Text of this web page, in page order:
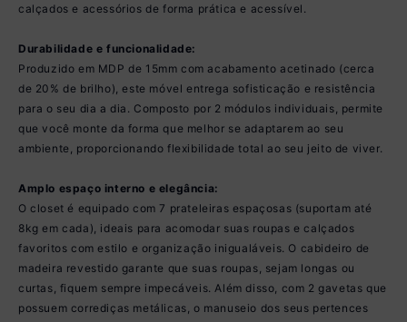
calçados e acessórios de forma prática e acessível.
Durabilidade e funcionalidade:
Produzido em MDP de 15mm com acabamento acetinado (cerca
de 20% de brilho), este móvel entrega sofisticação e resistência
para o seu dia a dia. Composto por 2 módulos individuais, permite
que você monte da forma que melhor se adaptarem ao seu
ambiente, proporcionando flexibilidade total ao seu jeito de viver.
Amplo espaço interno e elegância:
O closet é equipado com 7 prateleiras espaçosas (suportam até
8kg em cada), ideais para acomodar suas roupas e calçados
favoritos com estilo e organização inigualáveis. O cabideiro de
madeira revestido garante que suas roupas, sejam longas ou
curtas, fiquem sempre impecáveis. Além disso, com 2 gavetas que
possuem corrediças metálicas, o manuseio dos seus pertences